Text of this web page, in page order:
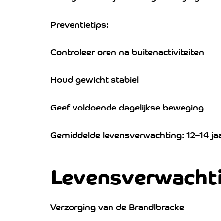
Preventietips:
Controleer oren na buitenactiviteiten
Houd gewicht stabiel
Geef voldoende dagelijkse beweging
Gemiddelde levensverwachting: 12–14
Verzorging van de Brandlbracke